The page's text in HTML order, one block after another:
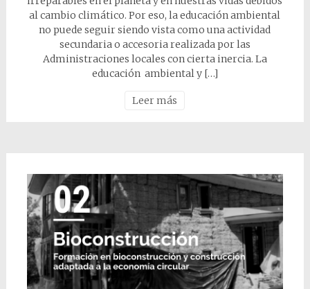
al cambio climático. Por eso, la educación ambiental
no puede seguir siendo vista como una actividad
secundaria o accesoria realizada por las
Administraciones locales con cierta inercia. La
educación ambiental y […]
Leer más